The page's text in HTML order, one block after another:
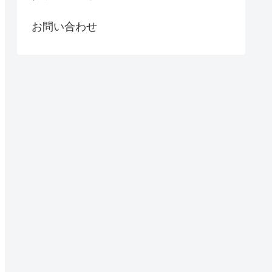
お問い合わせ